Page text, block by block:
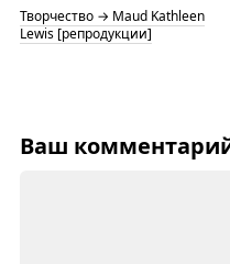
Творчество → Maud Kathleen
Lewis [репродукции]
Ваш